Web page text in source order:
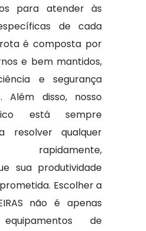
para atender às
de cada
é composta por
e bem mantidos,
e segurança
Além disso, nosso
está sempre
resolver qualquer
rapidamente,
sua produtividade
Escolher a
não é apenas
de